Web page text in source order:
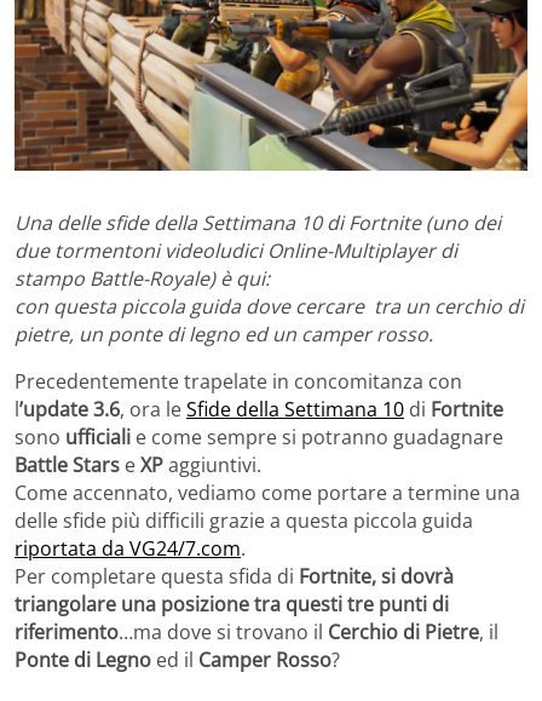
Una delle sfide della Settimana 10 di Fortnite (uno dei
due tormentoni videoludici Online-Multiplayer di
stampo Battle-Royale) è qui:
con questa piccola guida dove cercare tra un cerchio di
pietre, un ponte di legno ed un camper rosso.
Precedentemente trapelate in concomitanza con
l’update 3.6, ora leSfide della Settimana 10 di Fortnite
sono ufficiali e come sempre si potranno guadagnare
Battle Stars eXPaggiuntivi.
Come accennato, vediamo come portare a termine una
delle sfide più difficili grazie a questa piccola guida
riportata da VG24/7.com.
Per completare questa sfida di Fortnite, si dovrà
triangolare una posizione tra questi tre punti di
riferimento…ma dove si trovano il Cerchio di Pietre, il
Ponte di Legno ed il Camper Rosso?